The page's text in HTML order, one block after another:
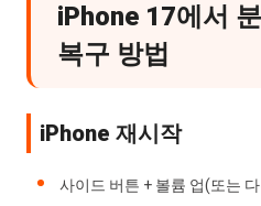
iPhone 17에서
복구 방법
iPhone 재시작
사이드 버튼 + 볼륨 업(또는